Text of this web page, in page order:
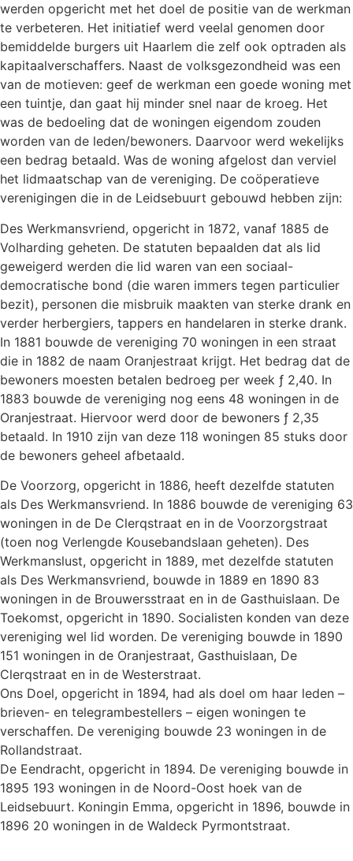
werden opgericht met het doel de positie van de werkman
te verbeteren. Het initiatief werd veelal genomen door
bemiddelde burgers uit Haarlem die zelf ook optraden als
kapitaalverschaffers. Naast de volksgezondheid was een
van de motieven: geef de werkman een goede woning met
een tuintje, dan gaat hij minder snel naar de kroeg. Het
was de bedoeling dat de woningen eigendom zouden
worden van de leden/bewoners. Daarvoor werd wekelijks
een bedrag betaald. Was de woning afgelost dan verviel
het lidmaatschap van de vereniging. De coöperatieve
verenigingen die in de Leidsebuurt gebouwd hebben zijn:
Des Werkmansvriend, opgericht in 1872, vanaf 1885 de
Volharding geheten. De statuten bepaalden dat als lid
geweigerd werden die lid waren van een sociaal-
democratische bond (die waren immers tegen particulier
bezit), personen die misbruik maakten van sterke drank en
verder herbergiers, tappers en handelaren in sterke drank.
In 1881 bouwde de vereniging 70 woningen in een straat
die in 1882 de naam Oranjestraat krijgt. Het bedrag dat de
bewoners moesten betalen bedroeg per week ƒ 2,40. In
1883 bouwde de vereniging nog eens 48 woningen in de
Oranjestraat. Hiervoor werd door de bewoners ƒ 2,35
betaald. In 1910 zijn van deze 118 woningen 85 stuks door
de bewoners geheel afbetaald.
De Voorzorg, opgericht in 1886, heeft dezelfde statuten
als Des Werkmansvriend. In 1886 bouwde de vereniging 63
woningen in de De Clerqstraat en in de Voorzorgstraat
(toen nog Verlengde Kousebandslaan geheten). Des
Werkmanslust, opgericht in 1889, met dezelfde statuten
als Des Werkmansvriend, bouwde in 1889 en 1890 83
woningen in de Brouwersstraat en in de Gasthuislaan. De
Toekomst, opgericht in 1890. Socialisten konden van deze
vereniging wel lid worden. De vereniging bouwde in 1890
151 woningen in de Oranjestraat, Gasthuislaan, De
Clerqstraat en in de Westerstraat.
Ons Doel, opgericht in 1894, had als doel om haar leden –
brieven- en telegrambestellers – eigen woningen te
verschaffen. De vereniging bouwde 23 woningen in de
Rollandstraat.
De Eendracht, opgericht in 1894. De vereniging bouwde in
1895 193 woningen in de Noord-Oost hoek van de
Leidsebuurt. Koningin Emma, opgericht in 1896, bouwde in
1896 20 woningen in de Waldeck Pyrmontstraat.